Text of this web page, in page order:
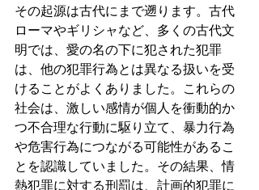
その起源は古代にまで遡ります。古代
ローマやギリシャなど、多くの古代文
明では、愛の名の下に犯された犯罪
は、他の犯罪行為とは異なる扱いを受
けることがよくありました。これらの
社会は、激しい感情が個人を衝動的か
つ不合理な行動に駆り立て、暴力行為
や危害行為につながる可能性があるこ
とを認識していました。その結果、情
熱犯罪に対する刑罰は、計画的犯罪に